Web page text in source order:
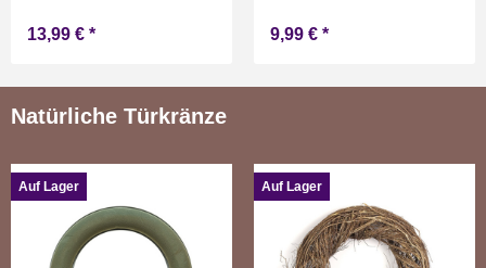
hoch
13,99 € * 9,99 € *
Natürliche Türkränze
Auf Lager Auf Lager